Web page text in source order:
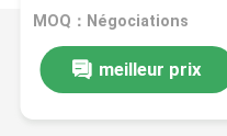
MOQ：Négociations
meilleur prix